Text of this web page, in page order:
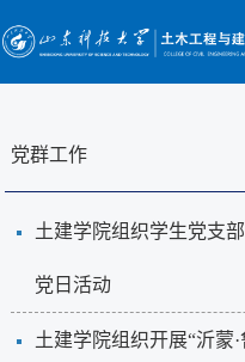
党群工作
土建学院组织学生党支
党日活动
土建学院组织开展“沂蒙